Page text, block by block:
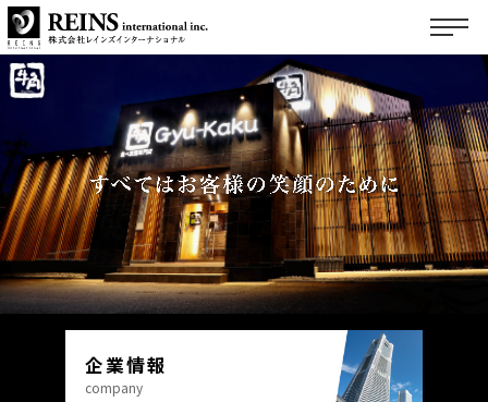
ご挨拶
会社概要
企業理念
展開ブランド
国内事業
海外事業
サステナビリティ
サステナビリティ
マテリアリティ
フランチャイズ募集
フランチャイズ募集トップ
物件募集企業情報
company